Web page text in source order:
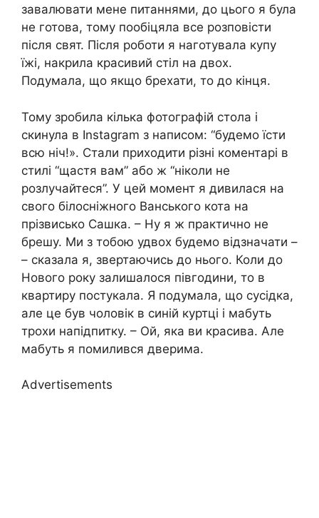
завалювати мене питаннями, до цього я була
не готова, тому пообіцяла все розповісти
після свят. Після роботи я наготувала купу
їжі, накрила красивий стіл на двох.
Подумала, що якщо брехати, то до кінця.
Тому зробила кілька фотографій стола і
скинула в Instagram з написом: “будемо їсти
всю ніч!». Стали приходити різні коментарі в
стилі “щастя вам” або ж “ніколи не
розлучайтеся”. У цей момент я дивилася на
свого білосніжного Ванського кота на
прізвисько Сашка. – Ну я ж практично не
брешу. Ми з тобою удвох будемо відзначати –
– сказала я, звертаючись до нього. Коли до
Нового року залишалося півгодини, то в
квартиру постукала. Я подумала, що сусідка,
але це був чоловік в синій куртці і мабуть
трохи напідпитку. – Ой, яка ви красива. Але
мабуть я помилився дверима.
Advertisements